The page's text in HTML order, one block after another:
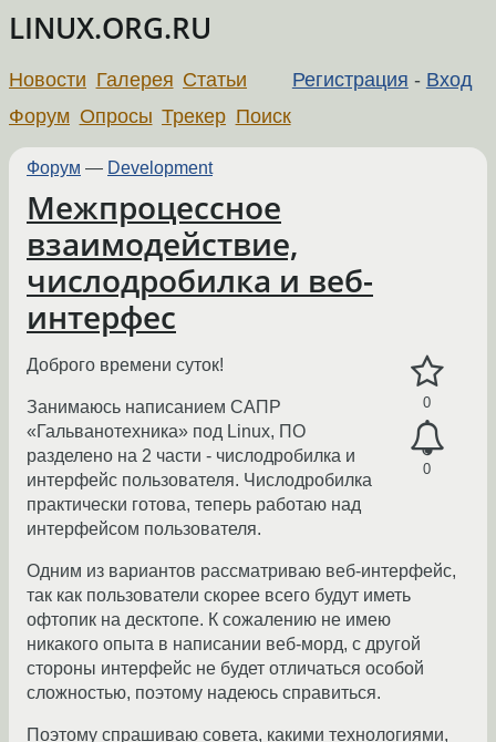
LINUX.ORG.RU
Регистрация - Вход
Новости Галерея Статьи
Форум Опросы Трекер Поиск
Форум — Development
Межпроцессное
взаимодействие,
числодробилка и веб-
интерфес
0
0
Доброго времени суток!
Занимаюсь написанием САПР
«Гальванотехника» под Linux, ПО
разделено на 2 части - числодробилка и
интерфейс пользователя. Числодробилка
практически готова, теперь работаю над
интерфейсом пользователя.
Одним из вариантов рассматриваю веб-интерфейс,
так как пользователи скорее всего будут иметь
офтопик на десктопе. К сожалению не имею
никакого опыта в написании веб-морд, с другой
стороны интерфейс не будет отличаться особой
сложностью, поэтому надеюсь справиться.
Поэтому спрашиваю совета, какими технологиями,